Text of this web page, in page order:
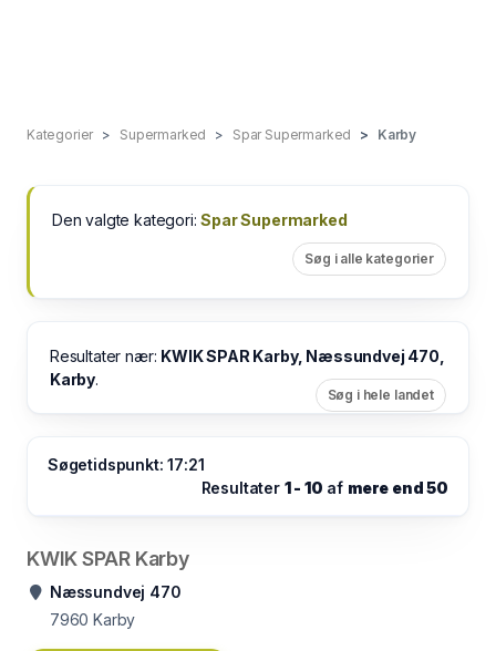
Kategorier Supermarked Spar Supermarked Karby
Den valgte kategori:Spar Supermarked
Søg i alle kategorier
Resultater nær: KWIK SPAR Karby, Næssundvej 470,
Karby.
Søg i hele landet
Søgetidspunkt: 17:21
Resultater 1 - 10 af mere end 50
KWIK SPAR Karby
Næssundvej 470
7960 Karby